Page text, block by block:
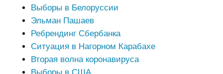
Выборы в Белоруссии
Эльман Пашаев
Ребрендинг Сбербанка
Ситуация в Нагорном Карабахе
Вторая волна коронавируса
Выборы в США